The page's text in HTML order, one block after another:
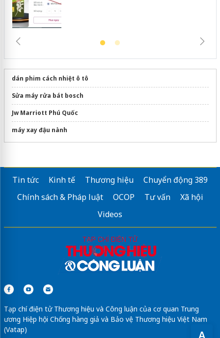
A
dán phim cách nhiệt ô tô
Sửa máy rửa bát bosch
Jw Marriott Phú Quốc
máy xay đậu nành
Tin tức Kinh tế Thương hiệu
Chuyển động 389
Chính sách & Pháp luật
OCOP Tư vấn
Xã hội
Videos
Tạp chí điện tử Thương hiệu và Công luận của cơ quan Trung
ương Hiệp hội Chống hàng giả và Bảo vệ Thương hiệu Việt Nam
(Vatap)